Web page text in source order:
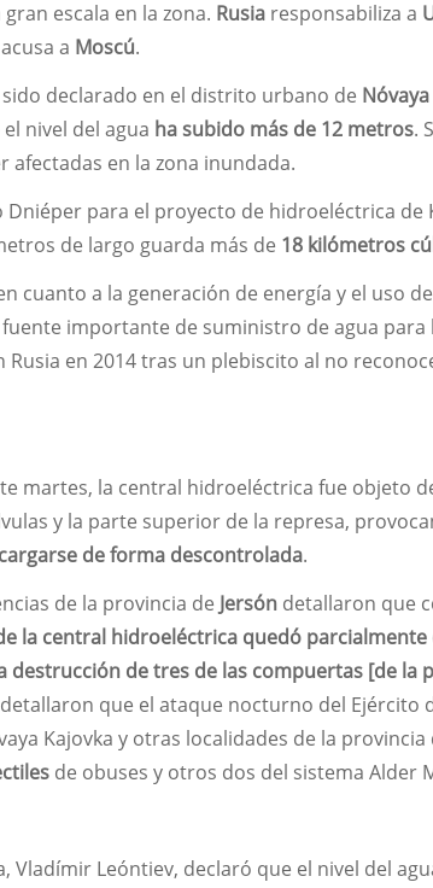
gran escala en la zona. Rusia responsabiliza a
a Moscú.
declarado en el distrito urbano de
nivel del agua ha subido más de 12 metros.
afectadas en la zona inundada.
para el proyecto de hidroeléctrica de
de largo guarda más de 18 kilómetros
cuanto a la generación de energía y el uso
importante de suministro de agua para
Rusia en 2014 tras un plebiscito al no
martes, la central hidroeléctrica fue objeto
y la parte superior de la represa,
de forma descontrolada.
de la provincia de Jersón detallaron que
la central hidroeléctrica quedó
de tres de las compuertas [de la
que el ataque nocturno del Ejército
Kajovka y otras localidades de la provincia
de obuses y otros dos del sistema Alder
Vladímir Leóntiev, declaró que el nivel del